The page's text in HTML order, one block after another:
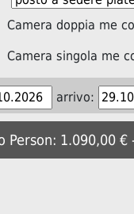
Camera doppia me
Camera singola me
arrivo:
Person: 1.090,00